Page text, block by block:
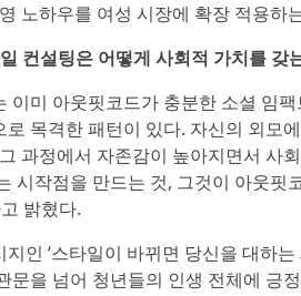
노하우를 여성 시장에 확장 적용하
컨설팅은 어떻게 사회적 가치를 갖
이미 아웃핏코드가 충분한 소셜 임
목격한 패턴이 있다. 자신의 외모
과정에서 자존감이 높아지면서 사
시작점을 만드는 것, 그것이 아웃
밝혔다.
인 ‘스타일이 바뀌면 당신을 대하
문을 넘어 청년들의 인생 전체에 긍